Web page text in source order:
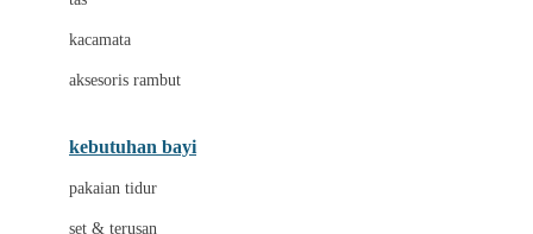
Baby Dove
Baby Jogger
kacamata
aksesoris rambut
kebutuhan bayi
pakaian tidur
set & terusan